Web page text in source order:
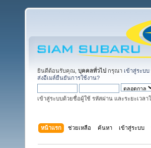
ยินดีต้อนรับคุณ, บุคคลทั่วไป กรุณา เข้าสู่ระบบ
ส่งอีเมล์ยืนยันการใช้งาน?
เข้าสู่ระบบด้วยชื่อผู้ใช้ รหัสผ่าน และระยะเวลา
หน้าแรก ช่วยเหลือ ค้นหา เข้าสู่ระบบ